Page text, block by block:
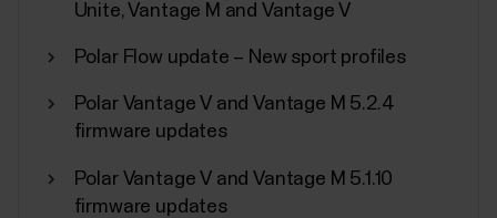
Unite, Vantage M and Vantage V
Polar Flow update – New sport profiles
Polar Vantage V and Vantage M 5.2.4
firmware updates
Polar Vantage V and Vantage M 5.1.10
firmware updates